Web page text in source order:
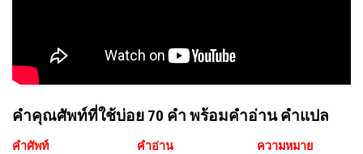
คำคุณศัพท์ที่ใช้บ่อย 70 คำ พร้อมคำอ่าน คำแปล
คำศัพท์ คำอ่าน
ความหมาย